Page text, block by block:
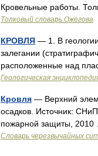
Кровельные работы.
Толковый словарь Ожегова
КРОВЛЯ — 1. В
залегании
расположенные над
Геологическая
Кровля — Верхний
осадков. Источник:
пожарной защиты, 2010
Словарь черезвычайных